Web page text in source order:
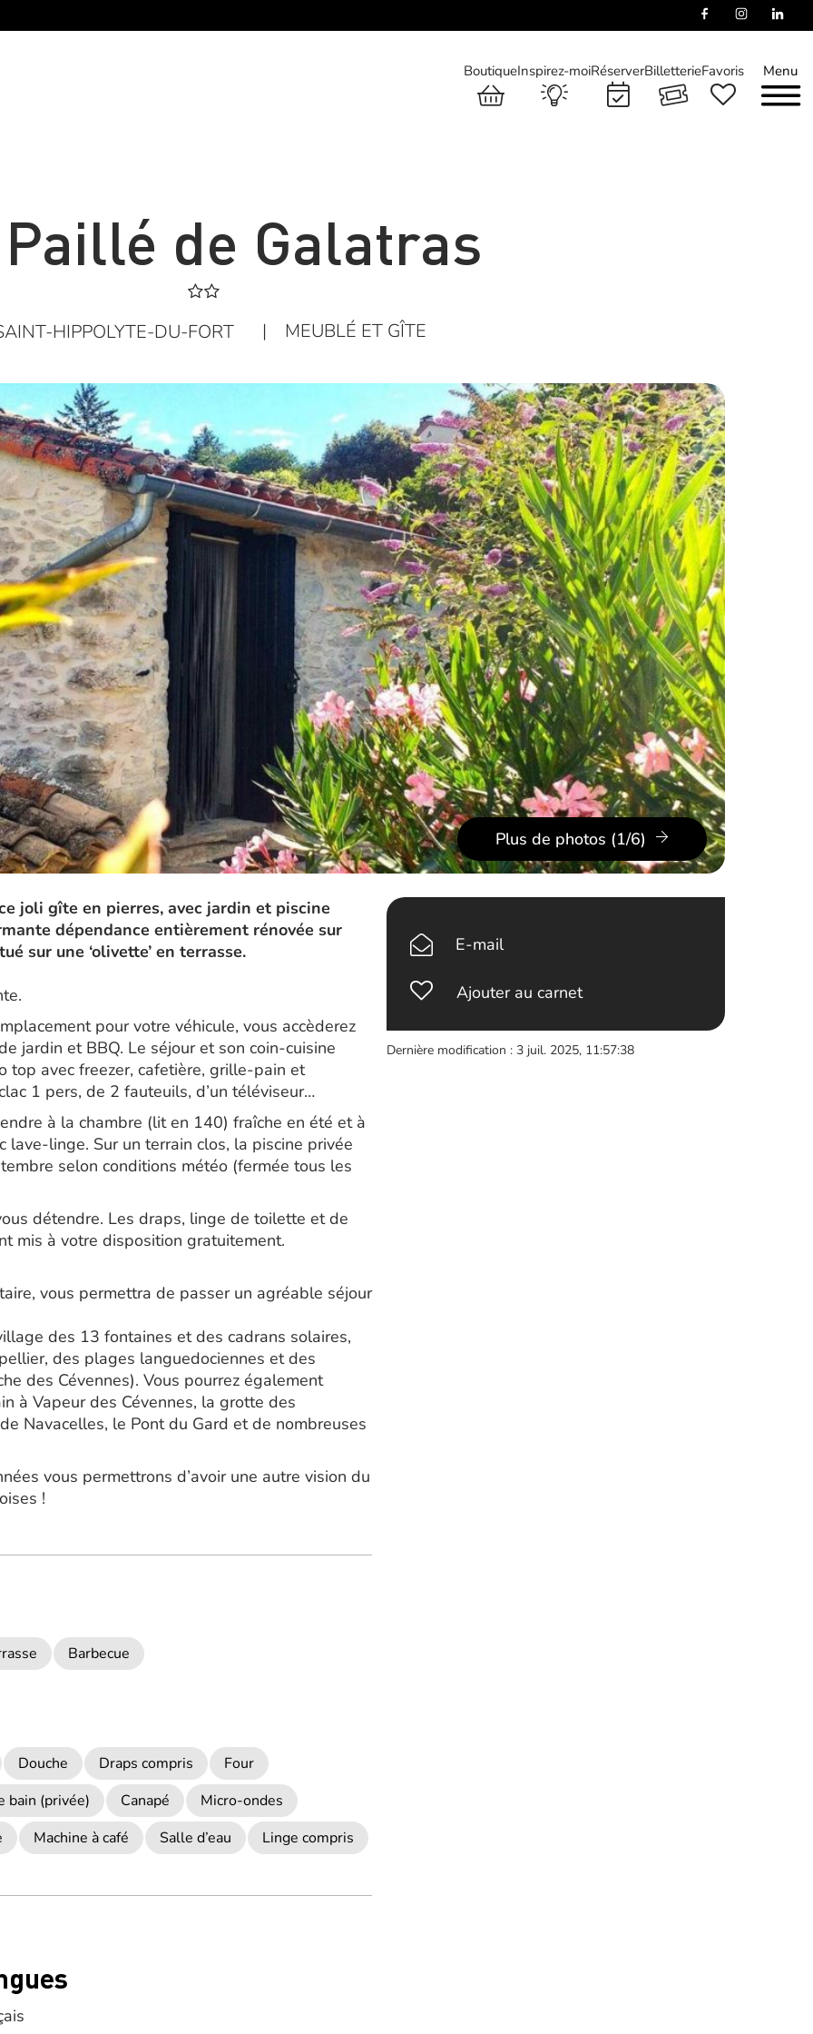
Menu
BoutiqueInspirez-moiRéserverBilletterieFavoris
de Galatras
HIPPOLYTE-DU-FORT | MEUBLÉ ET GÎTE
Plus de photos (1/6)
joli gîte en pierres, avec jardin et piscine
dépendance entièrement rénovée sur
sur une ‘olivette’ en terrasse.
pour votre véhicule, vous accèderez
jardin et BBQ. Le séjour et son coin-cuisine
top avec freezer, cafetière, grille-pain et
1 pers, de 2 fauteuils, d’un téléviseur…
à la chambre (lit en 140) fraîche en été et à
lave-linge. Sur un terrain clos, la piscine privée
selon conditions météo (fermée tous les
détendre. Les draps, linge de toilette et de
mis à votre disposition gratuitement.
vous permettra de passer un agréable séjour
des 13 fontaines et des cadrans solaires,
des plages languedociennes et des
des Cévennes). Vous pourrez également
à Vapeur des Cévennes, la grotte des
Navacelles, le Pont du Gard et de nombreuses
vous permettrons d’avoir une autre vision du
!
Barbecue
Douche Draps compris
Four
bain (privée)
Canapé
Micro-ondes
Machine à café Salle d’eau Linge compris
E-mail
Ajouter au carnet
Dernière modification : 3 juil. 2025, 11:57:38